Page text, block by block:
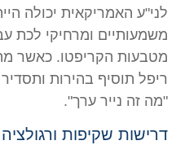
לני"ע האמריקאית יכולה
משמעותיים ומרחיקי לכת
מטבעות הקריפטו. כאשר
ריפל תוסיף בהירות
"מה זה נייר ערך".
דרישות שקיפות